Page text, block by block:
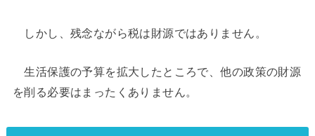
しかし、残念ながら税は財源ではありません。
生活保護の予算を拡大したところで、他の政策の財源
を削る必要はまったくありません。